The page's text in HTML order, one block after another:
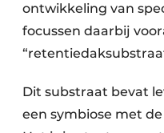
Interieurarchitectuur
Keukens
Renovatie
ontwikkeling van
focussen daarbij
Dit substraat bevat
een symbiose met